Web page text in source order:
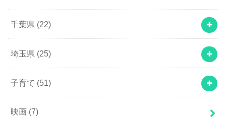
千葉県 (22)
埼玉県 (25)
子育て (51)
映画 (7)